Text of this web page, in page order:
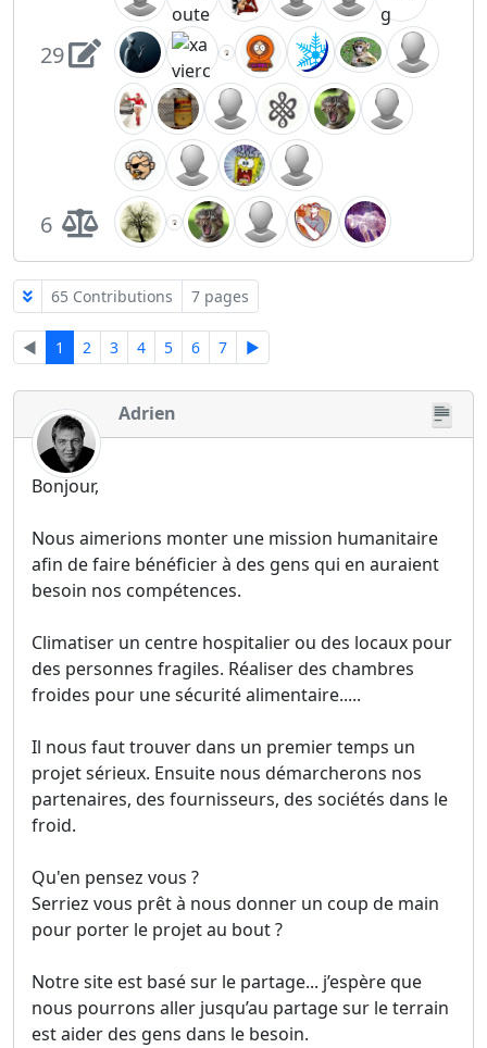
29
6
65 Contributions 7 pages
◄ 1 2 3 4 5 6 7 ►
Adrien
Bonjour,
Nous aimerions monter une mission humanitaire
afin de faire bénéficier à des gens qui en auraient
besoin nos compétences.
Climatiser un centre hospitalier ou des locaux pour
des personnes fragiles. Réaliser des chambres
froides pour une sécurité alimentaire.....
Il nous faut trouver dans un premier temps un
projet sérieux. Ensuite nous démarcherons nos
partenaires, des fournisseurs, des sociétés dans le
froid.
Qu'en pensez vous ?
Serriez vous prêt à nous donner un coup de main
pour porter le projet au bout ?
Notre site est basé sur le partage... j’espère que
nous pourrons aller jusqu’au partage sur le terrain
est aider des gens dans le besoin.